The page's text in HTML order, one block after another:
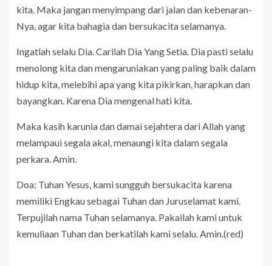
kita. Maka jangan menyimpang dari jalan dan kebenaran-
Nya, agar kita bahagia dan bersukacita selamanya.
Ingatlah selalu Dia. Carilah Dia Yang Setia. Dia pasti selalu
menolong kita dan mengaruniakan yang paling baik dalam
hidup kita, melebihi apa yang kita pikirkan, harapkan dan
bayangkan. Karena Dia mengenal hati kita.
Maka kasih karunia dan damai sejahtera dari Allah yang
melampaui segala akal, menaungi kita dalam segala
perkara. Amin.
Doa: Tuhan Yesus, kami sungguh bersukacita karena
memiliki Engkau sebagai Tuhan dan Juruselamat kami.
Terpujilah nama Tuhan selamanya. Pakailah kami untuk
kemuliaan Tuhan dan berkatilah kami selalu. Amin.(red)